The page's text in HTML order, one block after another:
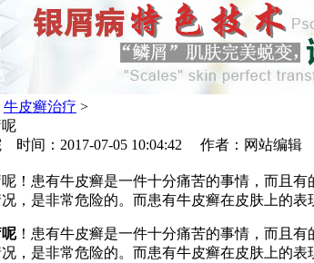
牛皮癣治疗 >
时间：2017-07-05 10:04:42 作者：网站编辑
！患有牛皮癣是一件十分痛苦的事情，而且
，是非常危险的。而患有牛皮癣在皮肤上的
！患有牛皮癣是一件十分痛苦的事情，而且
，是非常危险的。而患有牛皮癣在皮肤上的